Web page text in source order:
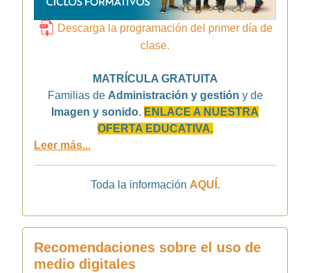
Descarga la programación del primer día de
clase.
MATRÍCULA GRATUITA
Familias de Administración y gestión y de
Imagen y sonido. ENLACE A NUESTRA
OFERTA EDUCATIVA.
Leer más...
Toda la información AQUÍ .
Recomendaciones sobre el uso de
medio digitales